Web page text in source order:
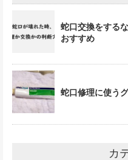
蛇口交換をする
おすすめ
蛇口修理に使う
カ